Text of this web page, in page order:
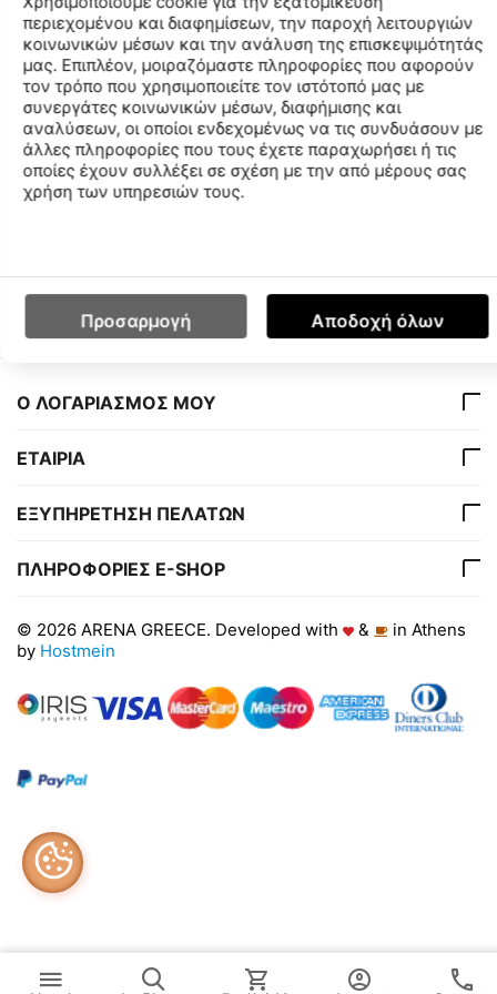
Τεχνολογία CloudFlex για μέγιστη άνεση και
βελτιωμένη εργονομία
Ακριβής εφαρμογή και σταθερότητα
Καθρεπτιζόμενοι φακοί
Απαλή, χωρίς πίεση αίσθηση γύρω από τα μάτια
Σχεδιασμένα για υψηλές επιδόσεις
Διαθεσιμότητα Καταστημάτων
Ο ΛΟΓΑΡΙΑΣΜΟΣ ΜΟΥ
ΕΤΑΙΡΙΑ
ΕΞΥΠΗΡΕΤΗΣΗ ΠΕΛΑΤΩΝ
ΠΛΗΡΟΦΟΡΙΕΣ E-SHOP
© 2026 ARENA GREECE. Developed with &
in Athens
by Hostmein
περιεχομένου και διαφημίσεων, την παροχή λειτουργιών
κοινωνικών μέσων και την ανάλυση της επισκεψιμότητάς
μας. Επιπλέον, μοιραζόμαστε πληροφορίες που αφορούν
τον τρόπο που χρησιμοποιείτε τον ιστότοπό μας με
συνεργάτες κοινωνικών μέσων, διαφήμισης και
αναλύσεων, οι οποίοι ενδεχομένως να τις συνδυάσουν με
άλλες πληροφορίες που τους έχετε παραχωρήσει ή τις
οποίες έχουν συλλέξει σε σχέση με την από μέρους σας
χρήση των υπηρεσιών τους.
Προσαρμογή Αποδοχή όλων